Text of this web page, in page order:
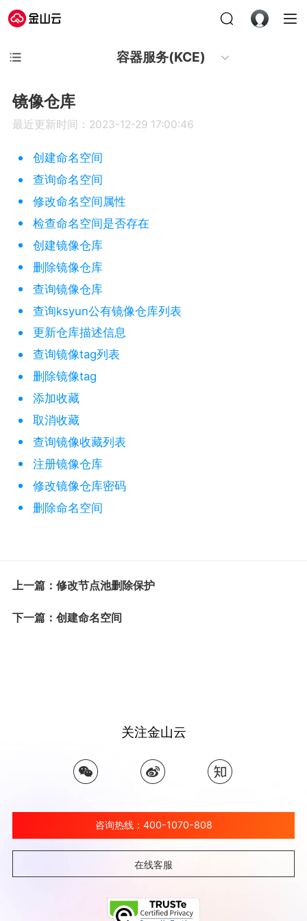
容器服务(KCE)
镜像仓库
最近更新时间：2023-12-29 17:00:46
创建命名空间
查询命名空间
修改命名空间属性
检查命名空间是否存在
创建镜像仓库
删除镜像仓库
查询镜像仓库
查询ksyun公有镜像仓库列表
更新仓库描述信息
查询镜像tag列表
删除镜像tag
添加收藏
取消收藏
查询镜像收藏列表
注册镜像仓库
修改镜像仓库密码
删除命名空间
上一篇：修改节点池删除保护
下一篇：创建命名空间
关注金山云
咨询热线：400-1070-808
在线客服